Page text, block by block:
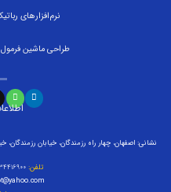
نرم‌افزارهای
طراحی ماشین فرمول
نشانی: اصفهان، چهار راه رزمندگان، خیابان رزمندگان،
تلفن: